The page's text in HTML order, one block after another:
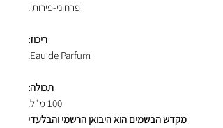
פרחוני-פירותי.
ריכוז:
Eau de Parfum.
תכולה:
100 מ"ל.
מקדש הבשמים הוא היבואן הרשמי והבלעדי